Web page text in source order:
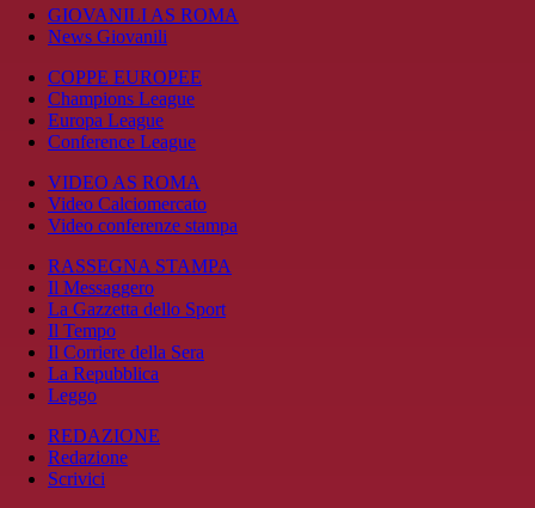
GIOVANILI AS ROMA
News Giovanili
COPPE EUROPEE
Champions League
Europa League
Conference League
VIDEO AS ROMA
Video Calciomercato
Video conferenze stampa
RASSEGNA STAMPA
Il Messaggero
La Gazzetta dello Sport
Il Tempo
Il Corriere della Sera
La Repubblica
Leggo
REDAZIONE
Redazione
Scrivici